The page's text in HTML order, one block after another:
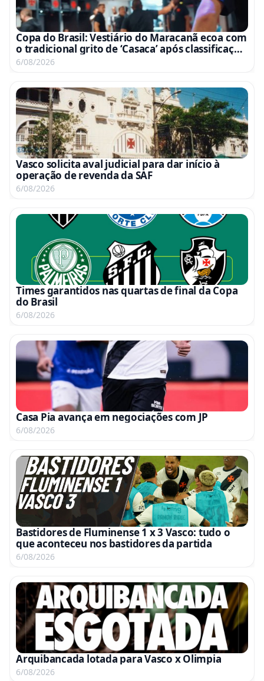
Copa do Brasil: Vestiário do Maracanã ecoa com
o tradicional grito de ‘Casaca’ após classificação
às quartas; assista ao vídeo
6/08/2026
Vasco solicita aval judicial para dar início à
operação de revenda da SAF
6/08/2026
Times garantidos nas quartas de final da Copa
do Brasil
6/08/2026
Casa Pia avança em negociações com JP
6/08/2026
Bastidores de Fluminense 1 x 3 Vasco: tudo o
que aconteceu nos bastidores da partida
6/08/2026
Arquibancada lotada para Vasco x Olimpia
6/08/2026